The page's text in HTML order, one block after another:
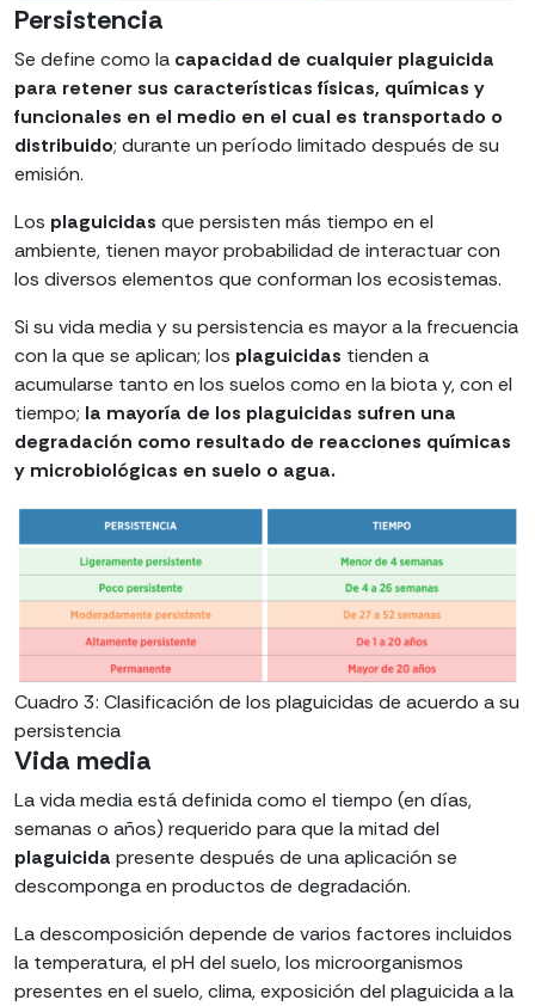
Persistencia
Se define como la capacidad de cualquier plaguicida
para retener sus características físicas, químicas y
funcionales en el medio en el cual es transportado o
distribuido; durante un período limitado después de su
emisión.
Los plaguicidas que persisten más tiempo en el
ambiente, tienen mayor probabilidad de interactuar con
los diversos elementos que conforman los ecosistemas.
Si su vida media y su persistencia es mayor a la frecuencia
con la que se aplican; los plaguicidas tienden a
acumularse tanto en los suelos como en la biota y, con el
tiempo; la mayoría de los plaguicidas sufren una
degradación como resultado de reacciones químicas
y microbiológicas en suelo o agua.
Cuadro 3: Clasificación de los plaguicidas de acuerdo a su
persistencia
Vida media
La vida media está definida como el tiempo (en días,
semanas o años) requerido para que la mitad del
plaguicida presente después de una aplicación se
descomponga en productos de degradación.
La descomposición depende de varios factores incluidos
la temperatura, el pH del suelo, los microorganismos
presentes en el suelo, clima, exposición del plaguicida a la